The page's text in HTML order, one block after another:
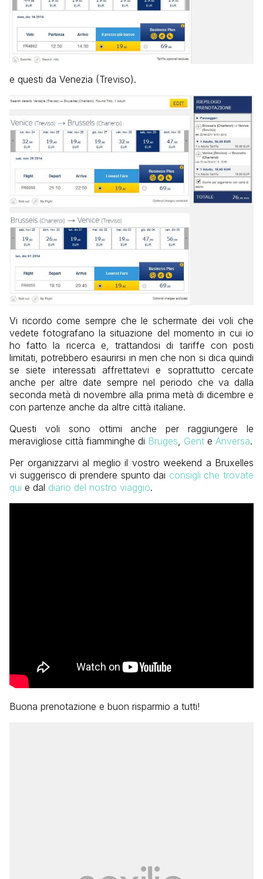
e questi da Venezia (Treviso).
Vi ricordo come sempre che le schermate dei voli che
vedete fotografano la situazione del momento in cui io
ho fatto la ricerca e, trattandosi di tariffe con posti
limitati, potrebbero esaurirsi in men che non si dica quindi
se siete interessati affrettatevi e soprattutto cercate
anche per altre date sempre nel periodo che va dalla
seconda metà di novembre alla prima metà di dicembre e
con partenze anche da altre città italiane.
Questi voli sono ottimi anche per raggiungere le
meravigliose città fiamminghe di Bruges Gent e Anversa.
Per organizzarvi al meglio il vostro weekend a Bruxelles
vi suggerisco di prendere spunto dai consigli che trovate
qui e dal diario del nostro viaggio.
Buona prenotazione e buon risparmio a tutti!